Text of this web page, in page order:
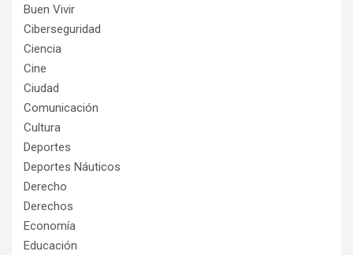
Buen Vivir
Ciberseguridad
Ciencia
Cine
Ciudad
Comunicación
Cultura
Deportes
Deportes Náuticos
Derecho
Derechos
Economía
Educación